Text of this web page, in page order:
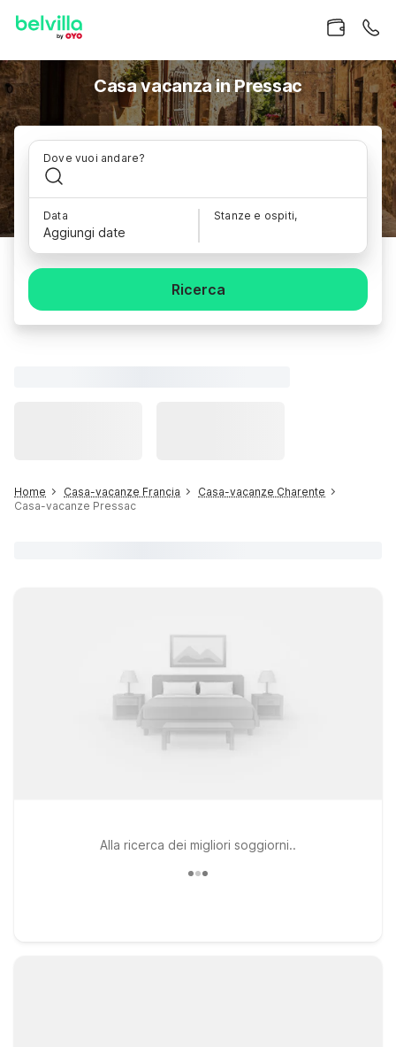
Casa vacanza in Pressac
Dove vuoi andare?
Data
Aggiungi date
Stanze e ospiti,
Ricerca
Home Casa-vacanze Francia
Casa-vacanze Charente
Casa-vacanze Pressac
Alla ricerca dei migliori soggiorni..